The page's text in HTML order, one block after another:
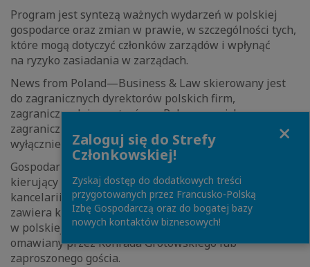
Program jest syntezą ważnych wydarzeń w polskiej
gospodarce oraz zmian w prawie, w szczególności tych,
które mogą dotyczyć członków zarządów i wpłynąć
na ryzyko zasiadania w zarządach.
News from Poland—Business & Law skierowany jest
do zagranicznych dyrektorów polskich firm,
zagranicznych inwestorów w Polsce oraz ich
zagranicznych prawników. Program ukazuje się
wyłącznie w języku angielskim.
Gospodarzem programu jest
Konrad Grotowski
kierujący praktyką restrukturyzacji i upadłości
kancelarii Wardyński i Wspólnicy. Każdy odcinek
zawiera krótkie podsumowanie informacje o sytuacji
w polskiej gospodarce oraz dodatkowy, aktualny temat
omawiany przez Konrada Grotowskiego lub
zaproszonego gościa.
Zaloguj się do Strefy
Członkowskiej!
Zyskaj dostęp do dodatkowych treści
przygotowanych przez Francusko-Polską
Izbę Gospodarczą oraz do bogatej bazy
nowych kontaktów biznesowych!